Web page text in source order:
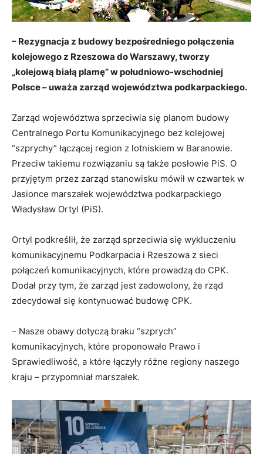
– Rezygnacja z budowy bezpośredniego połączenia
kolejowego z Rzeszowa do Warszawy, tworzy
„kolejową białą plamę” w południowo-wschodniej
Polsce – uważa zarząd województwa podkarpackiego.
Zarząd województwa sprzeciwia się planom budowy
Centralnego Portu Komunikacyjnego bez kolejowej
“szprychy” łączącej region z lotniskiem w Baranowie.
Przeciw takiemu rozwiązaniu są także posłowie PiS. O
przyjętym przez zarząd stanowisku mówił w czwartek w
Jasionce marszałek województwa podkarpackiego
Władysław Ortyl (PiS).
Ortyl podkreślił, że zarząd sprzeciwia się wykluczeniu
komunikacyjnemu Podkarpacia i Rzeszowa z sieci
połączeń komunikacyjnych, które prowadzą do CPK.
Dodał przy tym, że zarząd jest zadowolony, że rząd
zdecydował się kontynuować budowę CPK.
– Nasze obawy dotyczą braku “szprych”
komunikacyjnych, które proponowało Prawo i
Sprawiedliwość, a które łączyły różne regiony naszego
kraju – przypomniał marszałek.